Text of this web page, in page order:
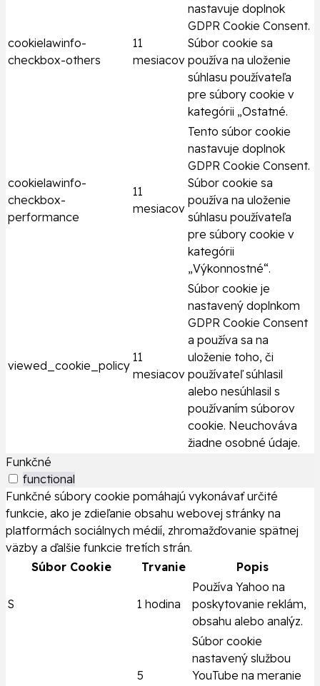
cookielawinfo-
checkbox-others
11
mesiacov
nastavuje doplnok
GDPR Cookie Consent.
Súbor cookie sa
používa na uloženie
súhlasu používateľa
pre súbory cookie v
kategórii „Ostatné.
cookielawinfo-
checkbox-
performance
11
mesiacov
Tento súbor cookie
nastavuje doplnok
GDPR Cookie Consent.
Súbor cookie sa
používa na uloženie
súhlasu používateľa
pre súbory cookie v
kategórii
„Výkonnostné“.
viewed_cookie_policy
11
mesiacov
Súbor cookie je
nastavený doplnkom
GDPR Cookie Consent
a používa sa na
uloženie toho, či
používateľ súhlasil
alebo nesúhlasil s
používaním súborov
cookie. Neuchováva
žiadne osobné údaje.
Funkčné
functional
Funkčné súbory cookie pomáhajú vykonávať určité
funkcie, ako je zdieľanie obsahu webovej stránky na
platformách sociálnych médií, zhromažďovanie spätnej
väzby a ďalšie funkcie tretích strán.
Súbor Cookie
Trvanie Popis
S 1 hodina
Používa Yahoo na
poskytovanie reklám,
obsahu alebo analýz.
5
Súbor cookie
nastavený službou
YouTube na meranie